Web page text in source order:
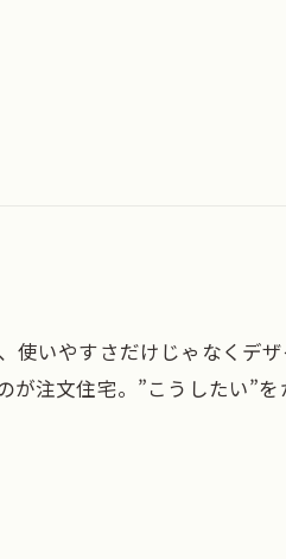
使いやすさだけじゃなくデ
注文住宅。”こうしたい”